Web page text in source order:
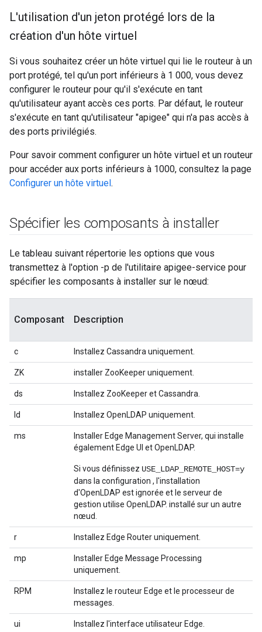
L'utilisation d'un jeton protégé lors de la
création d'un hôte virtuel
Si vous souhaitez créer un hôte virtuel qui lie le routeur à un
port protégé, tel qu'un port inférieurs à 1 000, vous devez
configurer le routeur pour qu'il s'exécute en tant
qu'utilisateur ayant accès ces ports. Par défaut, le routeur
s'exécute en tant qu'utilisateur "apigee" qui n'a pas accès à
des ports privilégiés.
Pour savoir comment configurer un hôte virtuel et un routeur
pour accéder aux ports inférieurs à 1000, consultez la page
Configurer un hôte virtuel.
Spécifier les composants à installer
Le tableau suivant répertorie les options que vous
transmettez à l'option -p de l'utilitaire apigee-service pour
spécifier les composants à installer sur le nœud:
Composant Description
c Installez Cassandra uniquement.
ZK installer ZooKeeper uniquement.
ds Installez ZooKeeper et Cassandra.
ld Installez OpenLDAP uniquement.
ms
Installer Edge Management Server, qui installe
également Edge UI et OpenLDAP.
Si vous définissez USE_LDAP_REMOTE_HOST=y
dans la configuration , l'installation
d'OpenLDAP est ignorée et le serveur de
gestion utilise OpenLDAP. installé sur un autre
nœud.
r Installez Edge Router uniquement.
mp
Installer Edge Message Processing
uniquement.
RPM
Installez le routeur Edge et le processeur de
messages.
ui Installez l'interface utilisateur Edge.